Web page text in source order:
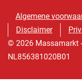
Algemene
Disclaimer
© 2026 Massamarkt
NL856381020B01